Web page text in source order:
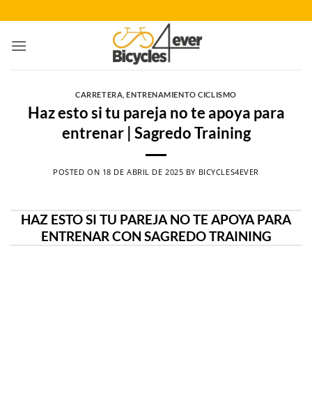
al
contenido
CARRETERA ,ENTRENAMIENTO CICLISMO
Haz esto si tu pareja no te apoya para
entrenar | Sagredo Training
POSTED ON 18 DE ABRIL DE 2025 BY BICYCLES4EVER
HAZ ESTO SI TU PAREJA NO TE APOYA PARA
ENTRENAR CON SAGREDO TRAINING